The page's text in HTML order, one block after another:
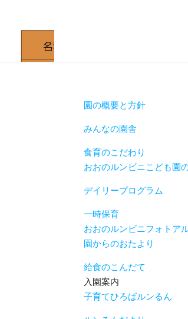
園の概要と方針
みんなの園舎
食育のこだわり
おおのルンビニこども園
デイリープログラム
一時保育
おおのルンビニフォトア
園からのおたより
給食のこんだて
入園案内
子育てひろばルンるん